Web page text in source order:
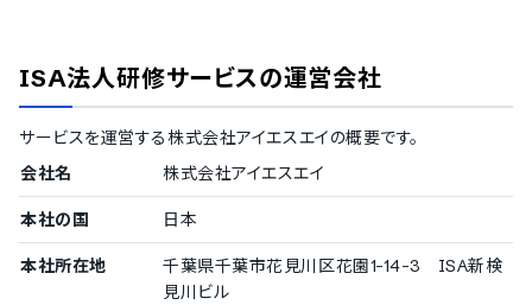
冗長化
通信の暗号化
IP制限
シングルサインオン
対応言語
中国語
ISA法人研修サービスの運営会社
サービスを運営する株式会社アイエスエイの概要です。
会社名
株式会社アイエスエイ
本社の国 日本
本社所在地
千葉県千葉市花見川区花園1-14-3 ISA新検
見川ビル